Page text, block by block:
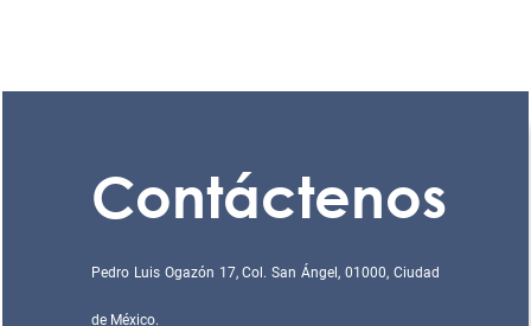
Contáctenos
Pedro Luis Ogazón 17, Col. San Ángel, 01000, Ciudad
de México.